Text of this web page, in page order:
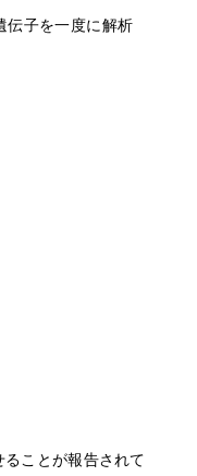
伝子を一度に解析
ことが報告されて